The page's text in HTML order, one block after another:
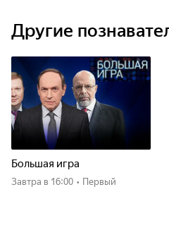
Другие
Большая игра
Завтра в 16:00 • Первый